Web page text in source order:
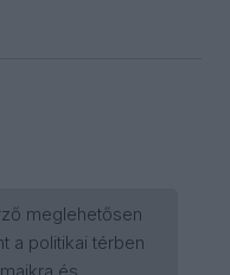
meglehetősen
a politikai térben